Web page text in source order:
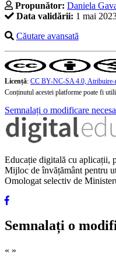
Propunător: Daniela
Data validării: 1 mai
Căutare avansată
Licență: CC BY-NC-SA 4.0, Atribuire-
Conținutul acestei platforme poate fi
Semnalați o modificare
Educație digitală cu aplicații,
Mijloc de învățământ pentru
Omologat selectiv de
Semnalați o
« »